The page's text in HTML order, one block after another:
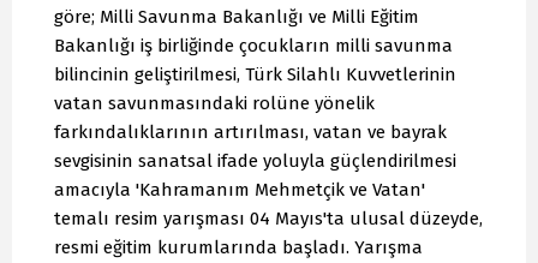
göre; Milli Savunma Bakanlığı ve Milli Eğitim
Bakanlığı iş birliğinde çocukların milli savunma
bilincinin geliştirilmesi, Türk Silahlı Kuvvetlerinin
vatan savunmasındaki rolüne yönelik
farkındalıklarının artırılması, vatan ve bayrak
sevgisinin sanatsal ifade yoluyla güçlendirilmesi
amacıyla 'Kahramanım Mehmetçik ve Vatan'
temalı resim yarışması 04 Mayıs'ta ulusal düzeyde,
resmi eğitim kurumlarında başladı. Yarışma